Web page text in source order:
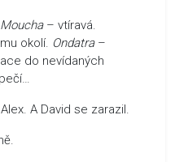
Moucha– vtíravá.
okolí. Ondatra–
do nevídaných
A David se zarazil.